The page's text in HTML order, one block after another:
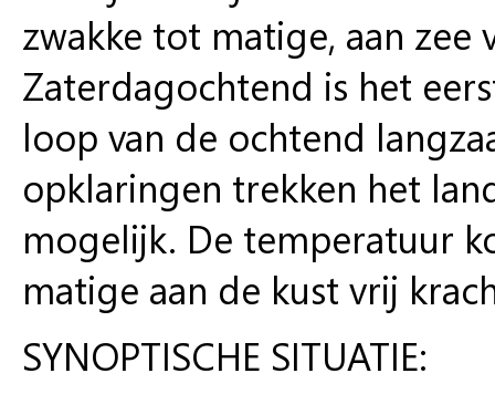
zwakke tot matige, aan
Zaterdagochtend is het
loop van de ochtend
opklaringen trekken het
mogelijk. De temperatuur
matige aan de kust vrij
SYNOPTISCHE SITUATIE: